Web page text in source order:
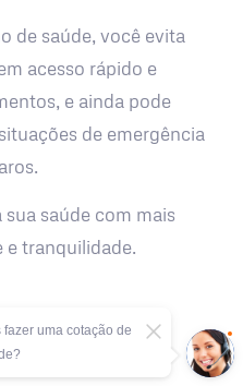
de saúde, você evita
acesso rápido e
e ainda pode
de emergência
saúde com mais
e tranquilidade.
fazer uma cotação de